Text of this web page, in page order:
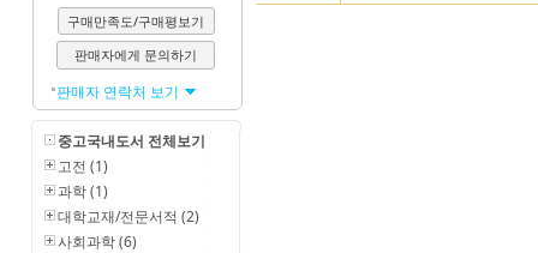
구매만족도/구매평보기
판매자에게 문의하기
판매자 연락처 보기
중고국내도서 전체보기
고전 (1)
과학 (1)
대학교재/전문서적 (2)
사회과학 (6)